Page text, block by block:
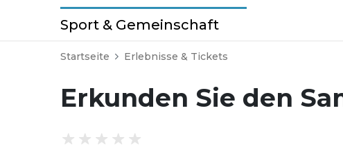
Sport & Gemeinschaft
Startseite Erlebnisse & Tickets
Erkunden Sie den